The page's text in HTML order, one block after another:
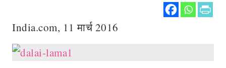
India.com, 11 मार्च 2016